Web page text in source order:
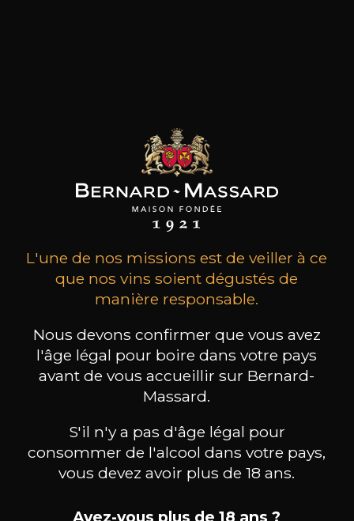
L'une de nos missions est de veiller à ce
que nos vins soient dégustés de
manière responsable.
Nous devons confirmer que vous avez
l'âge légal pour boire dans votre pays
avant de vous accueillir sur Bernard-
Massard.
S'il n'y a pas d'âge légal pour
consommer de l'alcool dans votre pays,
vous devez avoir plus de 18 ans.
Avez-vous plus de 18 ans ?
Oenotourisme
SERVICES &
PROFESSIONNELS